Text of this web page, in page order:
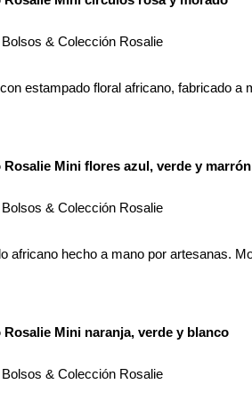
Bolsos & Colección Rosalie
Rosalie Mini flores azul, verde y marrón
Bolsos & Colección Rosalie
Mini naranja, verde y blanco
Bolsos & Colección Rosalie